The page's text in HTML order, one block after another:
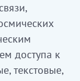
бейне
доступа к
текстовые,